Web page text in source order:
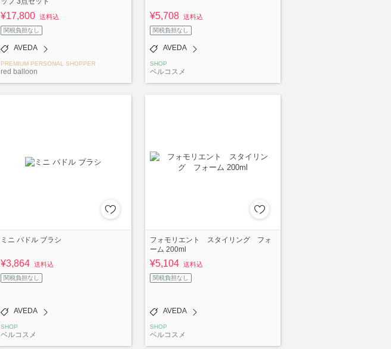
¥17,800 送料込
関税負担なし
AVEDA
PREMIUM PERSONAL SHOPPER
red balloon
¥5,708 送料込
関税負担なし
AVEDA
SHOP
ベルコスメ
ミニ パドル ブラシ
¥3,864 送料込
関税負担なし
AVEDA
SHOP
ベルコスメ
フォモリエント スタイリング フォ
ーム 200ml
¥5,104 送料込
関税負担なし
AVEDA
SHOP
ベルコスメ